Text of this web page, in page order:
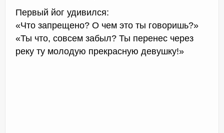
Первый йог удивился:
«Что запрещено? О чем это ты говоришь?»
«Ты что, совсем забыл? Ты перенес через
реку ту молодую прекрасную девушку!»